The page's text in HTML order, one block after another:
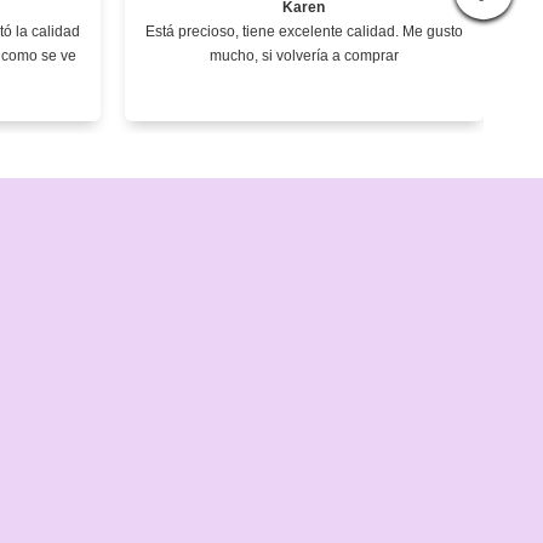
la calidad
se ve
Karen
Está precioso, tiene excelente calidad. Me gusto
mucho, si volvería a comprar